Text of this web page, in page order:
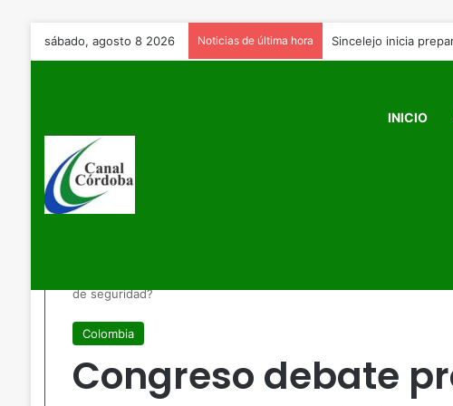
sábado, agosto 8 2026 Noticias de última hora
INICIO
de seguridad?
Colombia
Congreso debate